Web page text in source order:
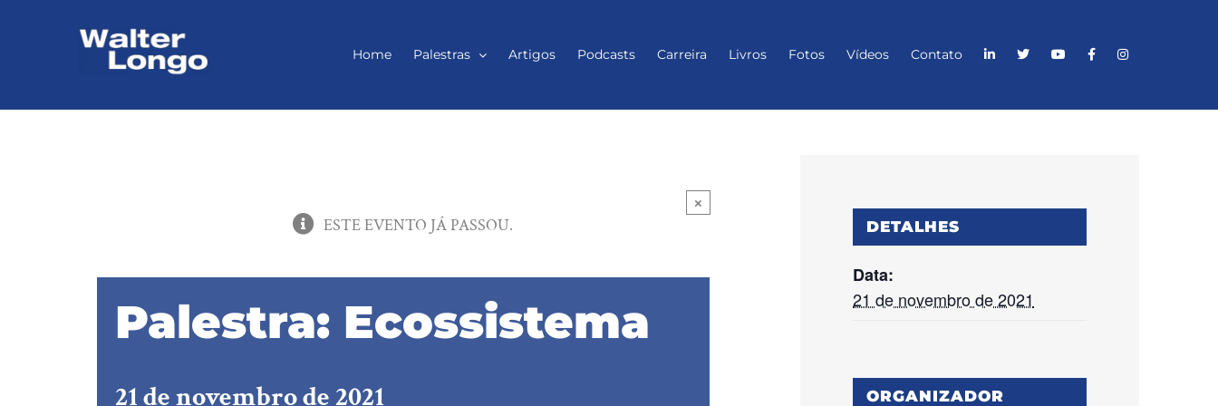
Home Palestras Artigos Podcasts Carreira Livros Fotos Vídeos Contato
×
ESTE EVENTO JÁ PASSOU.
Palestra: Ecossistema
21 de novembro de 2021
DETALHES
Data:
21 de novembro de 2021
ORGANIZADOR